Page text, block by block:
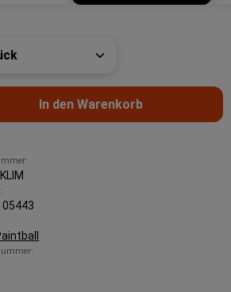
Anzahl: Gib den
In den Warenkorb